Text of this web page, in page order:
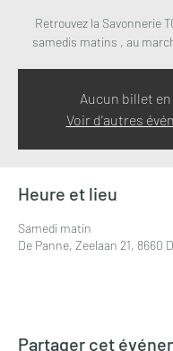
Retrouvez la Savonnerie
samedis matins , au
Aucun billet
Voir d'autres
Heure et lieu
Samedi matin
De Panne, Zeelaan 21, 8660
Partager cet